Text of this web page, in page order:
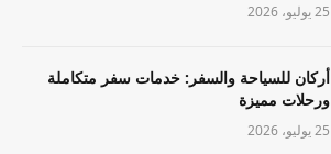
25 يوليو، 2026
أركان للسياحة والسفر: خدمات سفر متكاملة
ورحلات مميزة
25 يوليو، 2026